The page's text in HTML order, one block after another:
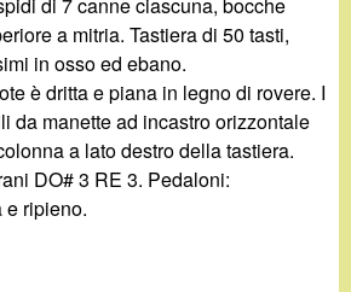
a mitria. Tastiera di 50 tasti,
in osso ed ebano.
è dritta e piana in legno di rovere. I
da manette ad incastro orizzontale
a lato destro della tastiera.
DO# 3 RE 3. Pedaloni:
ripieno.